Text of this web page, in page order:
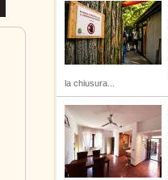
la chiusura...